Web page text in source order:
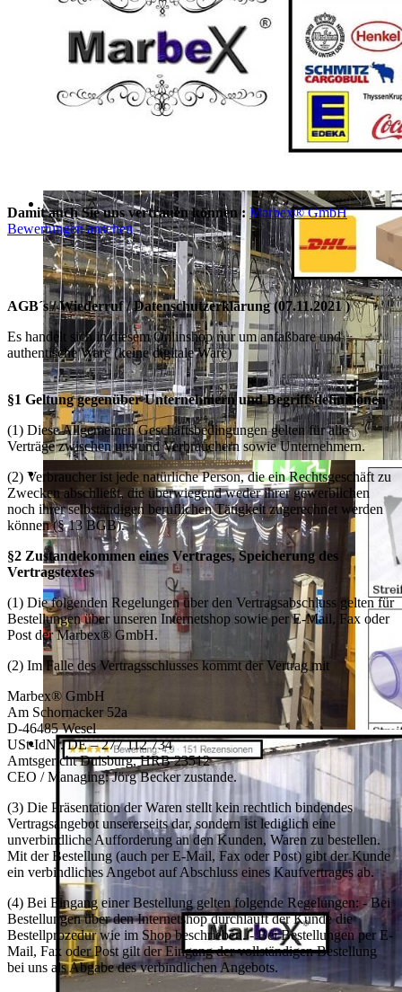
Damit auch Sie uns vertrauen können : Marbex® GmbH
Bewertungen ansehen
AGB´s / Wiederruf / Datenschutzerklärung (07.11.2021 )
Es handelt sich in diesem Onlinshop nur um anfaßbare und
authentische Ware (keine digitale Ware)
§1 Geltung gegenüber Unternehmern und Begriffsdefinitionen
(1) Diese Allgemeinen Geschäftsbedingungen gelten für alle
Verträge zwischen uns und Verbrauchern sowie Unternehmern.
(2) Verbraucher ist jede natürliche Person, die ein Rechtsgeschäft zu
Zwecken abschließt, die überwiegend weder ihrer gewerblichen
noch ihrer selbständigen beruflichen Tätigkeit zugerechnet werden
können (§ 13 BGB).
§2 Zustandekommen eines Vertrages, Speicherung des
Vertragstextes
(1) Die folgenden Regelungen über den Vertragsabschluss gelten für
Bestellungen über unseren Internetshop sowie per E-Mail, Fax oder
Post der Marbex® GmbH.
(2) Im Falle des Vertragsschlusses kommt der Vertrag mit
Marbex® GmbH
Am Schornacker 52a
D-46485 Wesel
USt-IdNr. DE – 277 112 734
Amtsgericht Duisburg, HRB 23512
CEO / Managing: Jörg Becker zustande.
(3) Die Präsentation der Waren stellt kein rechtlich bindendes
Vertragsangebot unsererseits dar, sondern ist lediglich eine
unverbindliche Aufforderung an den Kunden, Waren zu bestellen.
Mit der Bestellung (auch per E-Mail, Fax oder Post) gibt der Kunde
ein verbindliches Angebot auf Abschluss eines Kaufvertrages ab.
(4) Bei Eingang einer Bestellung gelten folgende Regelungen: - Bei
Bestellungen über den Internetshop durchläuft der Kunde die
Bestellprozedur wie im Shop beschrieben. - Bei Bestellungen per E-
Mail, Fax oder Post gilt der Eingang der vollständigen Bestellung
bei uns als Abgabe des verbindlichen Angebots.